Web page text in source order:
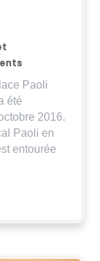
Paoli
été
2016.
Paoli en
entourée